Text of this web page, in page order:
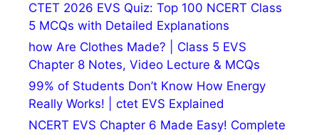
CTET 2026 EVS Quiz: Top 100 NCERT Class
5 MCQs with Detailed Explanations
how Are Clothes Made? | Class 5 EVS
Chapter 8 Notes, Video Lecture & MCQs
99% of Students Don’t Know How Energy
Really Works! | ctet EVS Explained
NCERT EVS Chapter 6 Made Easy! Complete